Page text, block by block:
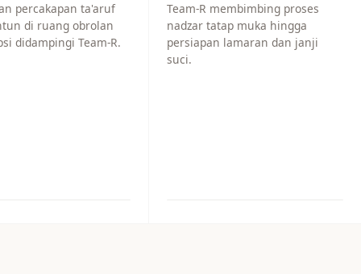
percakapan ta'aruf
di ruang obrolan
didampingi Team-R.
Team-R membimbing proses
nadzar tatap muka hingga
persiapan lamaran dan janji
suci.